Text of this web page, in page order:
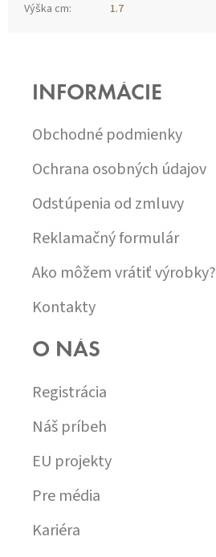
Výška cm:
1.7
INFORMÁCIE
Obchodné podmienky
Ochrana osobných údajov
Odstúpenia od zmluvy
Reklamačný formulár
Ako môžem vrátiť výrobky?
Kontakty
O NÁS
Registrácia
Náš príbeh
EU projekty
Pre média
Kariéra